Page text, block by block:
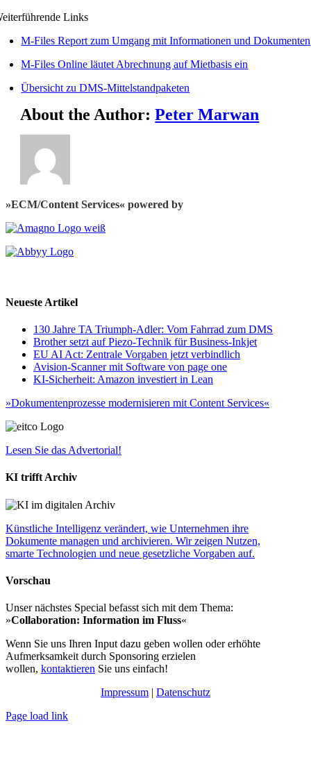
Links
M-Files Report zum Umgang mit Informationen und Dokumenten
M-Files Online läutet Abrechnung auf Mietbasis ein
Übersicht zu DMS-Mittelstandpaketen
About the Author:Peter Marwan
»ECM/Content Services« powered by
Neueste Artikel
130 Jahre TA Triumph-Adler: Vom Fahrrad zum DMS
Brother setzt auf Piezo-Technik für Business-Inkjet
EU AI Act: Zentrale Vorgaben jetzt verbindlich
Avision-Scanner mit Software von page one
KI-Sicherheit: Amazon investiert in Lean
»Dokumentenprozesse modernisieren mit Content Services«
Lesen Sie das Advertorial!
KI trifft Archiv
Künstliche Intelligenz verändert, wie Unternehmen ihre
Dokumente managen und archivieren. Wir zeigen Nutzen,
smarte Technologien und neue gesetzliche Vorgaben auf.
Vorschau
Unser nächstes Special befasst sich mit dem Thema:
»Collaboration: Information im Fluss«
Wenn Sie uns Ihren Input dazu geben wollen oder erhöhte
Aufmerksamkeit durch Sponsoring erzielen
wollen, kontaktieren Sie uns einfach!
Impressum | Datenschutz
Page load link